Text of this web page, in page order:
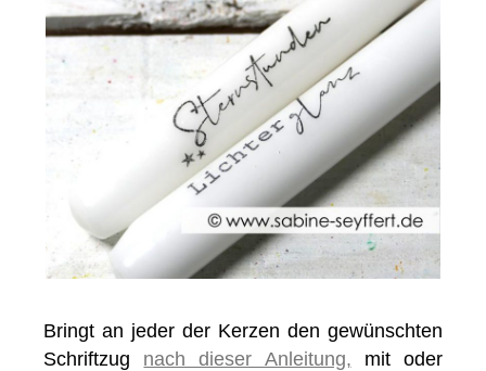
Bringt an jeder der Kerzen den gewünschten
Schriftzug nach dieser Anleitung, mit oder